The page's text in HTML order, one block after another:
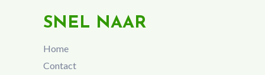
SNEL NAAR
Home
Contact